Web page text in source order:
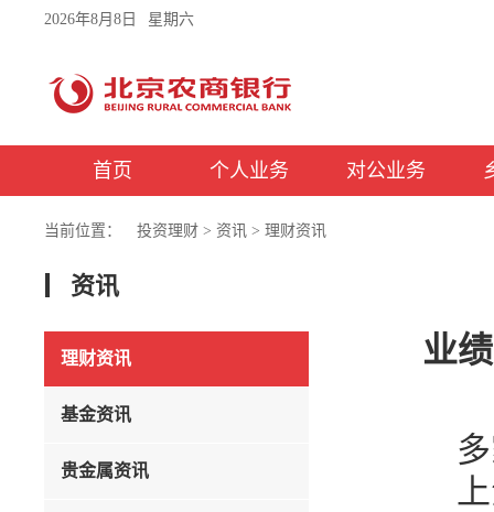
2026年8月8日 星期六
首页 个人业务 对公业务
当前位置： 投资理财 > 资讯 > 理财资讯
资讯
理财资讯
基金资讯
贵金属资讯
业